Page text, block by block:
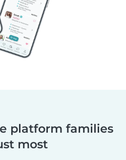
platform families
most